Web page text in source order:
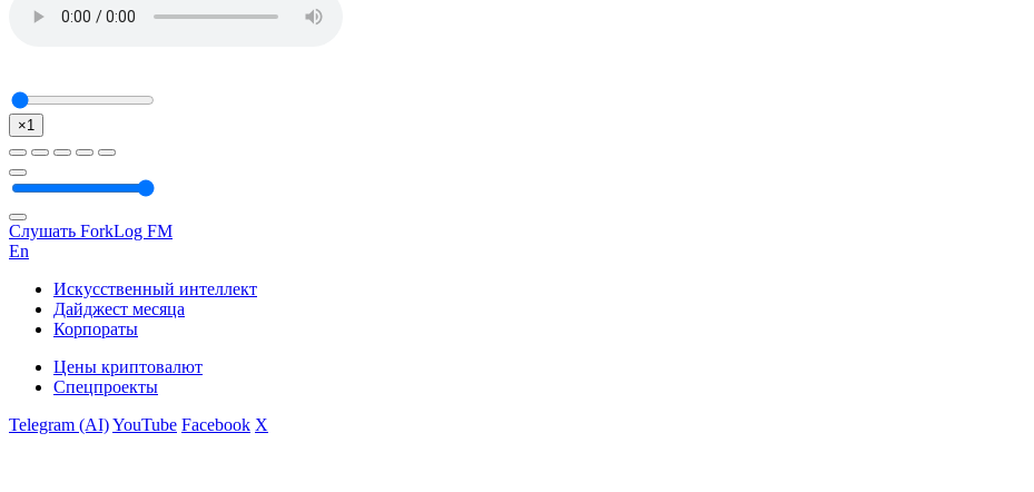
×1
Слушать ForkLog FM
En
Искусственный интеллект
Дайджест месяца
Корпораты
Цены криптовалют
Спецпроекты
Telegram (AI)YouTube Facebook X